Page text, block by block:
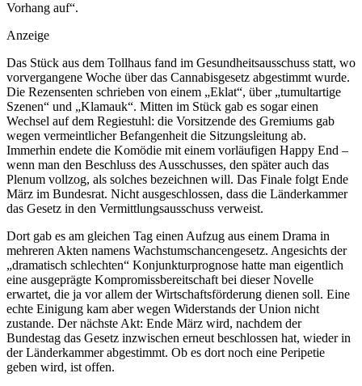
Vorhang auf“.
Anzeige
Das Stück aus dem Tollhaus fand im Gesundheitsausschuss statt, wo
vorvergangene Woche über das Cannabisgesetz abgestimmt wurde.
Die Rezensenten schrieben von einem „Eklat“, über „tumultartige
Szenen“ und „Klamauk“. Mitten im Stück gab es sogar einen
Wechsel auf dem Regiestuhl: die Vorsitzende des Gremiums gab
wegen vermeint­licher Befangenheit die Sitzungsleitung ab.
Immerhin endete die Komödie mit einem vorläufigen Happy End –
wenn man den Beschluss des Ausschusses, den später auch das
Plenum vollzog, als solches bezeichnen will. Das Finale folgt Ende
März im Bundesrat. Nicht ausgeschlossen, dass die Länderkammer
das Gesetz in den Vermittlungsausschuss verweist.
Dort gab es am gleichen Tag einen Aufzug aus einem Drama in
mehreren Akten namens Wachstumschancengesetz. Angesichts der
„dramatisch schlechten“ Konjunkturpro­gnose hatte man eigentlich
eine ausgeprägte Kompromissbereitschaft bei dieser Novelle
erwartet, die ja vor allem der Wirtschaftsförderung dienen soll. Eine
echte Einigung kam aber wegen Widerstands der Union nicht
zustande. Der nächste Akt: Ende März wird, nachdem der
Bundestag das Gesetz inzwischen erneut beschlossen hat, ­wieder in
der Länderkammer abgestimmt. Ob es dort noch eine Peripetie
geben wird, ist offen.